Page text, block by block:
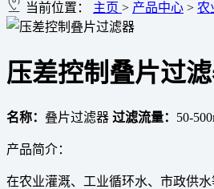
当前位置： 主页 > 产品中心 > 农
压差控制叠片过
名称： 叠片过滤器 过滤流量： 50-
产品简介：
在农业灌溉、工业循环水、市政供